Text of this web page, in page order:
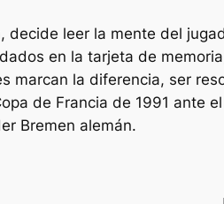
decide leer la mente del
en la tarjeta de
marcan la diferencia, ser
de Francia de 1991 ante
Bremen alemán.